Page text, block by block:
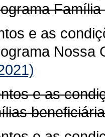
e as
Nossa
e as